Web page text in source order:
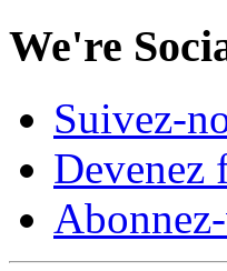
We're
Suivez-
Devenez